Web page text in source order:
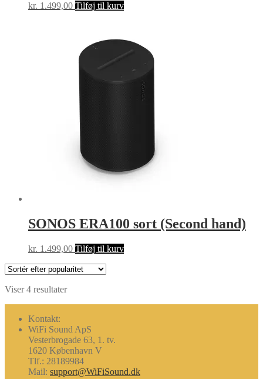
kr. 1.499,00 Tilføj til kurv
SONOS ERA100 sort (Second hand)
kr. 1.499,00 Tilføj til kurv
Viser 4 resultaterSorteret
Kontakt:
WiFi Sound ApS
Vesterbrogade 63, 1. tv.
1620 København V
Tlf.: 28189984
Mail: support@WiFiSound.dk